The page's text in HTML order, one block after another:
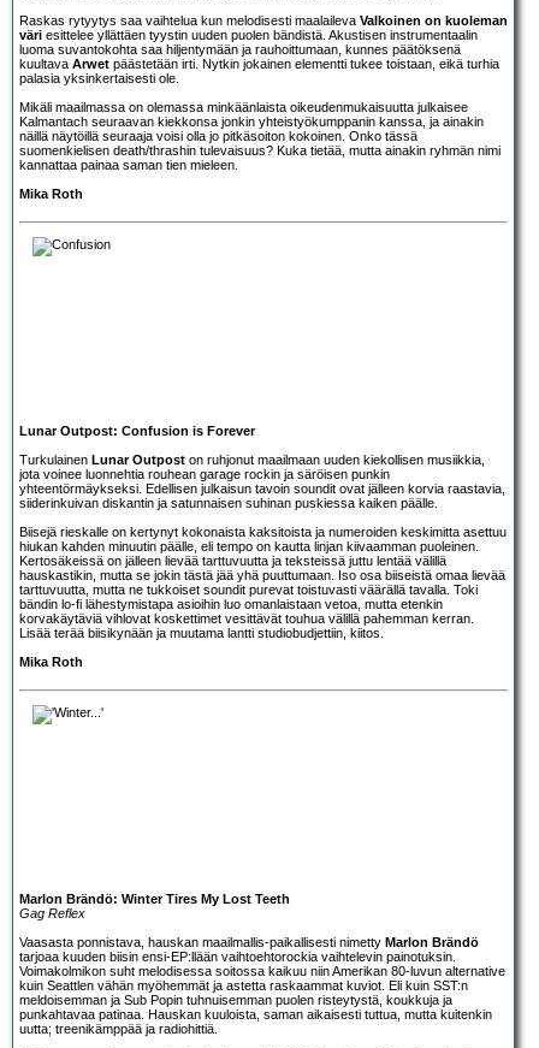
Raskas rytyytys saa vaihtelua kun melodisesti maalaileva Valkoinen on kuoleman
väri esittelee yllättäen tyystin uuden puolen bändistä. Akustisen instrumentaalin
luoma suvantokohta saa hiljentymään ja rauhoittumaan, kunnes päätöksenä
kuultava Arwet päästetään irti. Nytkin jokainen elementti tukee toistaan, eikä turhia
palasia yksinkertaisesti ole.
Mikäli maailmassa on olemassa minkäänlaista oikeudenmukaisuutta julkaisee
Kalmantach seuraavan kiekkonsa jonkin yhteistyökumppanin kanssa, ja ainakin
näillä näytöillä seuraaja voisi olla jo pitkäsoiton kokoinen. Onko tässä
suomenkielisen death/thrashin tulevaisuus? Kuka tietää, mutta ainakin ryhmän nimi
kannattaa painaa saman tien mieleen.
Mika Roth
Lunar Outpost: Confusion is Forever
Turkulainen Lunar Outpost on ruhjonut maailmaan uuden kiekollisen musiikkia,
jota voinee luonnehtia rouhean garage rockin ja säröisen punkin
yhteentörmäykseksi. Edellisen julkaisun tavoin soundit ovat jälleen korvia raastavia,
siiderinkuivan diskantin ja satunnaisen suhinan puskiessa kaiken päälle.
Biisejä rieskalle on kertynyt kokonaista kaksitoista ja numeroiden keskimitta asettuu
hiukan kahden minuutin päälle, eli tempo on kautta linjan kiivaamman puoleinen.
Kertosäkeissä on jälleen lievää tarttuvuutta ja teksteissä juttu lentää välillä
hauskastikin, mutta se jokin tästä jää yhä puuttumaan. Iso osa biiseistä omaa lievää
tarttuvuutta, mutta ne tukkoiset soundit purevat toistuvasti väärällä tavalla. Toki
bändin lo-fi lähestymistapa asioihin luo omanlaistaan vetoa, mutta etenkin
korvakäytäviä vihlovat koskettimet vesittävät touhua välillä pahemman kerran.
Lisää terää biisikynään ja muutama lantti studiobudjettiin, kiitos.
Mika Roth
Marlon Brändö: Winter Tires My Lost Teeth
Gag Reflex
Vaasasta ponnistava, hauskan maailmallis-paikallisesti nimetty Marlon Brändö
tarjoaa kuuden biisin ensi-EP:llään vaihtoehtorockia vaihtelevin painotuksin.
Voimakolmikon suht melodisessa soitossa kaikuu niin Amerikan 80-luvun alternative
kuin Seattlen vähän myöhemmät ja astetta raskaammat kuviot. Eli kuin SST:n
meldoisemman ja Sub Popin tuhnuisemman puolen risteytystä, koukkuja ja
punkahtavaa patinaa. Hauskan kuuloista, saman aikaisesti tuttua, mutta kuitenkin
uutta; treenikämppää ja radiohittiä.